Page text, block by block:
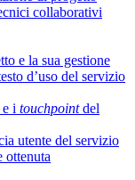
collaborativi
e la sua gestione
d’uso del servizio
i touchpointdel
utente del servizio
ottenuta